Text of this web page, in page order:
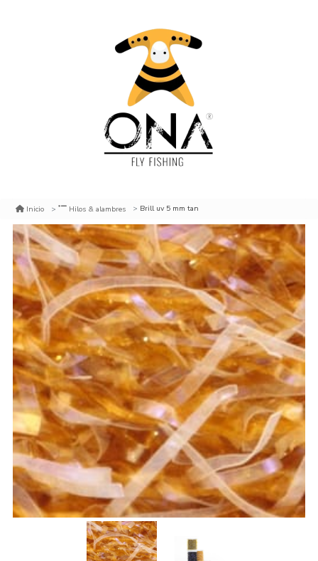
Inicio Hilos & alambres Brill uv 5 mm tan